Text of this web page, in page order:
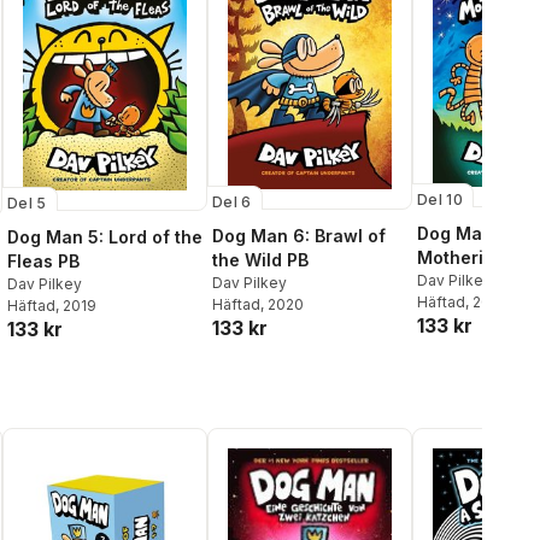
Del 5
Dog Man 5: Lord of the
Fleas PB
Dav Pilkey
Häftad, 2019
133 kr
Del 6
Dog Man 6: Brawl of
the Wild PB
Dav Pilkey
Häftad, 2020
133 kr
Del 10
Dog Man 10:
Mothering
Dav Pilkey
Häftad, 2022
133 kr